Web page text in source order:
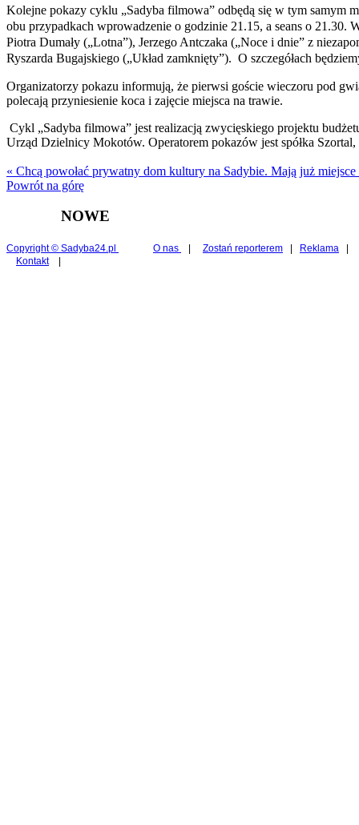
Kolejne pokazy cyklu „Sadyba filmowa” odbędą się w tym samym
obu przypadkach wprowadzenie o godzinie 21.15, a seans o
Piotra Dumały („Lotna”), Jerzego Antczaka („Noce i dnie” z
Ryszarda Bugajskiego („Układ zamknięty”). O szczegółach
Organizatorzy pokazu informują, że pierwsi goście wieczoru pod
polecają przyniesienie koca i zajęcie miejsca na trawie.
Cykl „Sadyba filmowa” jest realizacją zwycięskiego projektu
Urząd Dzielnicy Mokotów. Operatorem pokazów jest spółka
« Chcą powołać prywatny dom kultury na Sadybie. Mają już miejsce
Powrót na górę
NOWE
Copyright © Sadyba24.pl O nas Zostań reporterem Reklama
Kontakt|